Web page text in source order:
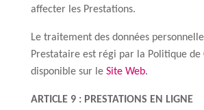
affecter les Prestations.
Le traitement des données
Prestataire est régi par la Politique de
disponible sur le Site Web.
ARTICLE 9 : PRESTATIONS EN LIGNE